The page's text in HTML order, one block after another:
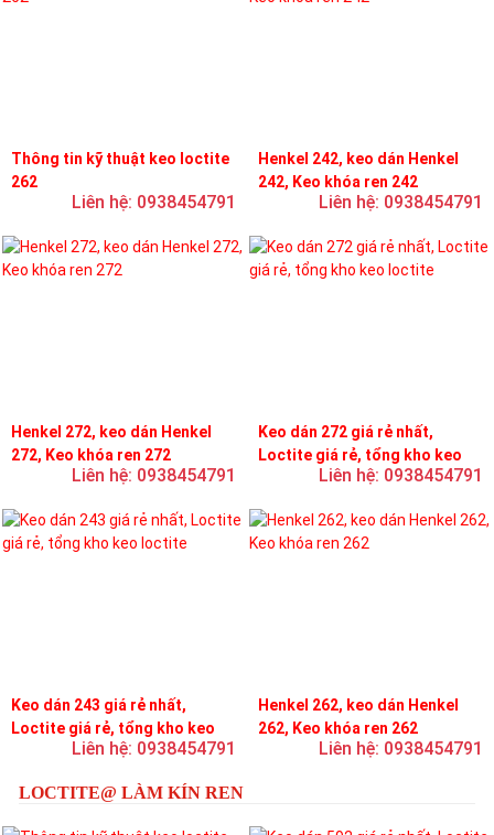
Thông tin kỹ thuật keo loctite
262
Liên hệ: 0938454791
Henkel 242, keo dán Henkel
242, Keo khóa ren 242
Liên hệ: 0938454791
Henkel 272, keo dán Henkel
272, Keo khóa ren 272
Liên hệ: 0938454791
Keo dán 272 giá rẻ nhất,
Loctite giá rẻ, tổng kho keo
Liên hệ: 0938454791
Keo dán 243 giá rẻ nhất,
Loctite giá rẻ, tổng kho keo
Liên hệ: 0938454791
Henkel 262, keo dán Henkel
262, Keo khóa ren 262
Liên hệ: 0938454791
LOCTITE@ LÀM KÍN REN